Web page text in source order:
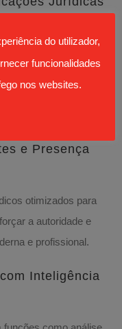
mas com
e Presença
otimizados para
a autoridade e
e profissional.
Inteligência
do utilizador,
funcionalidades
nos websites.